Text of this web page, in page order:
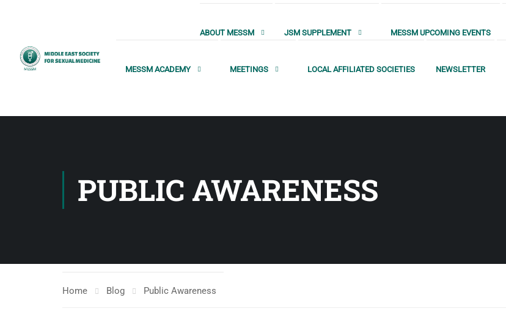
ABOUT MESSM JSM SUPPLEMENT MESSM UPCOMING EVENTS
MESSM ACADEMY MEETINGS LOCAL AFFILIATED SOCIETIES NEWSLETTER
PUBLIC AWARENESS
Home Blog Public Awareness